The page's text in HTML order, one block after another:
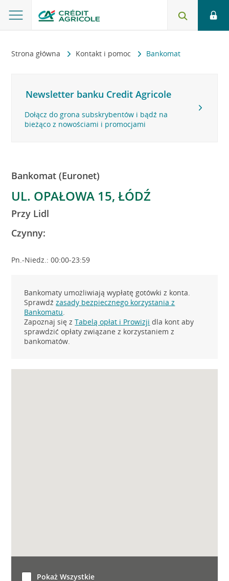
Strona główna Kontakt i pomoc Bankomat
Newsletter banku Credit Agricole
Dołącz do grona subskrybentów i bądź na
bieżąco z nowościami i promocjami
Bankomat (Euronet)
UL. OPAŁOWA 15, ŁÓDŹ
Przy Lidl
Czynny:
Pn.-Niedz.: 00:00-23:59
Bankomaty umożliwiają wypłatę gotówki z konta.
Sprawdźzasady bezpiecznego korzystania z
Bankomatu.
Zapoznaj się zTabelą opłat i Prowizji dla kont aby
sprawdzić opłaty związane z korzystaniem z
bankomatów.
Pokaż Wszystkie